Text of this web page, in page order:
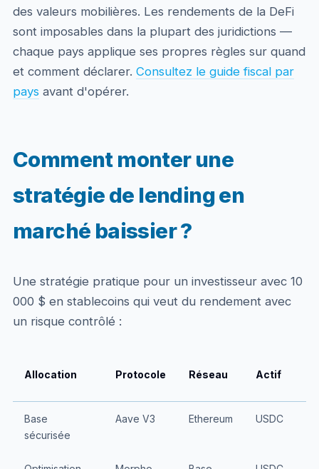
des valeurs mobilières. Les rendements de la DeFi
sont imposables dans la plupart des juridictions —
chaque pays applique ses propres règles sur quand
et comment déclarer. Consultez le guide fiscal par
paysavant d'opérer.
Comment monter une
stratégie de lending en
marché baissier ?
Une stratégie pratique pour un investisseur avec 10
000 $ en stablecoins qui veut du rendement avec
un risque contrôlé :
Allocation Protocole Réseau Actif
Base
sécurisée
Aave V3 Ethereum USDC